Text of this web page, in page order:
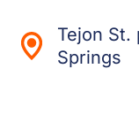
Tejon St.
Springs